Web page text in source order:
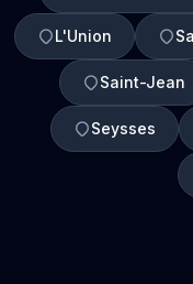
L'Union
Saint-Jean
Seysses